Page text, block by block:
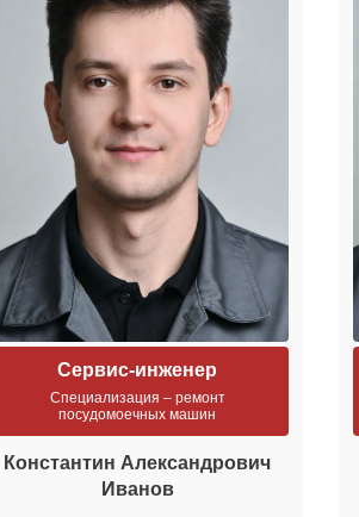
Сервис-инженер
Специализация – ремонт
посудомоечных машин
Константин Александрович
Иванов